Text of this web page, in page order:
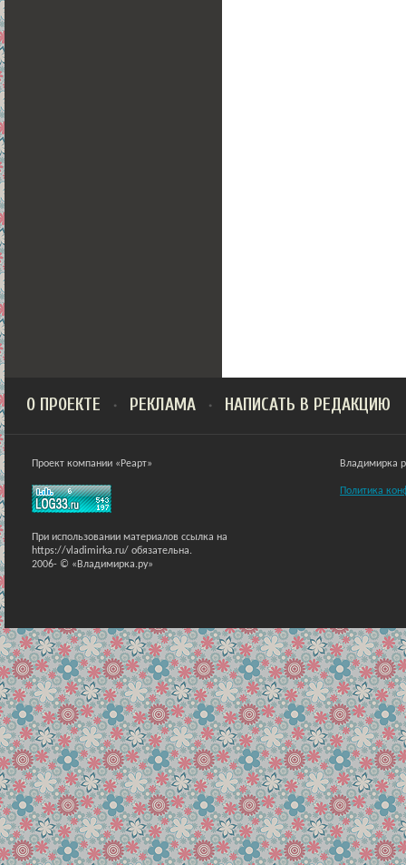
О ПРОЕКТЕ РЕКЛАМА НАПИСАТЬ В РЕДАКЦИЮ
Проект компании «Реарт»
При использовании материалов ссылка на
https://vladimirka.ru/ обязательна.
2006- © «Владимирка.ру»
Владимирка
Политика